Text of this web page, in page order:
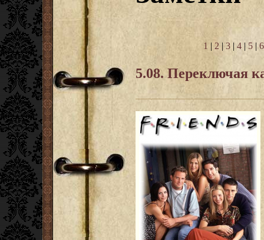
Гостевая
Откровение
Анекдоты
Передоз
Страшилки
Суперы от и
1 | 2 | 3 | 4 | 5 |6
5.08. Переключая